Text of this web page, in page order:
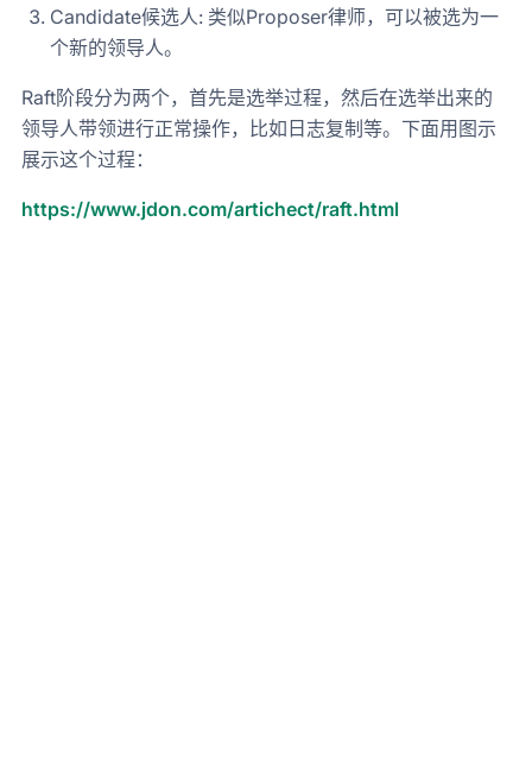
Candidate候选人: 类似Proposer律师，可以被选为一
个新的领导人。
Raft阶段分为两个，首先是选举过程，然后在选举出来的
领导人带领进行正常操作，比如日志复制等。下面用图示
展示这个过程：
https://www.jdon.com/artichect/raft.html